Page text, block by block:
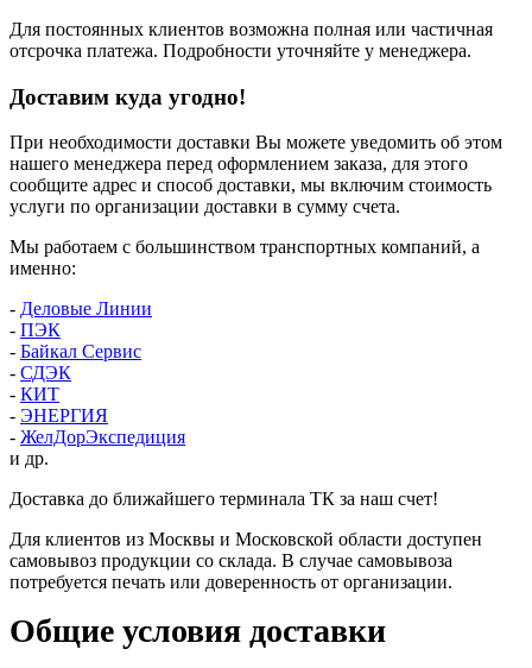
Для постоянных клиентов возможна полная или частичная
отсрочка платежа. Подробности уточняйте у менеджера.
Доставим куда угодно!
При необходимости доставки Вы можете уведомить об этом
нашего менеджера перед оформлением заказа, для этого
сообщите адрес и способ доставки, мы включим стоимость
услуги по организации доставки в сумму счета.
Мы работаем с большинством транспортных компаний, а
именно:
- Деловые Линии
- ПЭК
- Байкал Сервис
- СДЭК
- КИТ
- ЭНЕРГИЯ
- ЖелДорЭкспедиция
и др.
Доставка до ближайшего терминала ТК за наш счет!
Для клиентов из Москвы и Московской области доступен
самовывоз продукции со склада. В случае самовывоза
потребуется печать или доверенность от организации.
Общие условия доставки